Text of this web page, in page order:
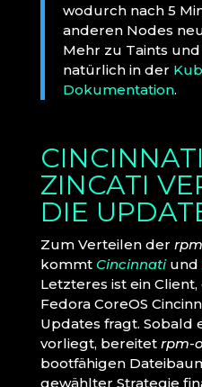
wodurch nach 5
anderen Nodes
Mehr zu Taints
natürlich in der
Dokumentation.
ZINCATI
DIE
Zum Verteilen der
kommt Cincinnati und
Letzteres ist ein
Fedora CoreOS
Updates fragt. Sobald
vorliegt, bereitet rpm-
bootfähigen
gewählter Strategie